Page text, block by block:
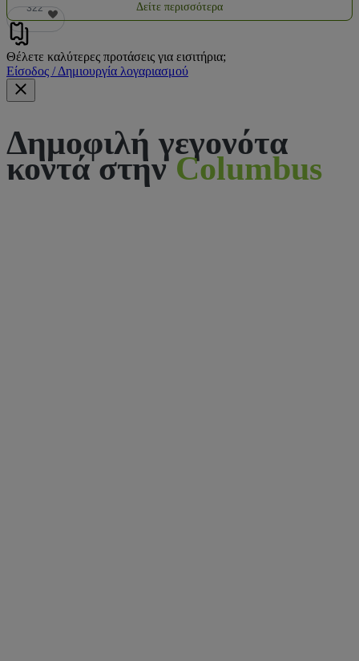
322 Δείτε περισσότερα
Θέλετε καλύτερες προτάσεις για εισιτήρια;
Είσοδος / Δημιουργία λογαριασμού
Δημοφιλή γεγονότα
κοντά στηνColumbus